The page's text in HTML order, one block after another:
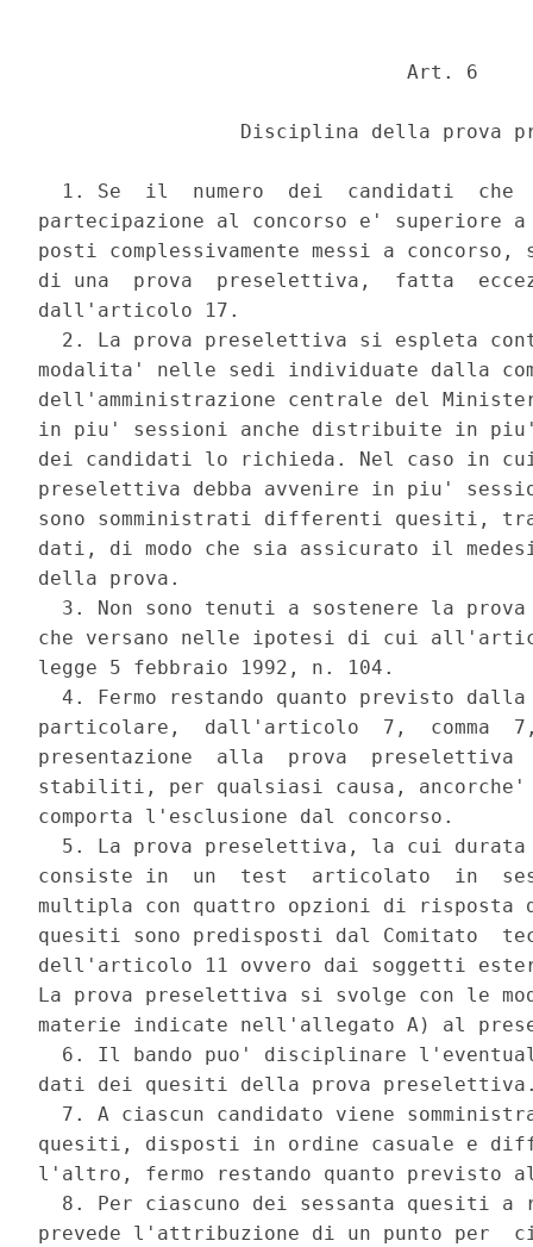
                               Art. 6
Disciplina della prova
1. Se  il  numero  dei  candidati  che
partecipazione al concorso e'
posti complessivamente messi a
di una  prova  preselettiva,  fatta
dall'articolo 17.
2. La prova preselettiva si espleta
modalita' nelle sedi individuate dalla
dell'amministrazione centrale del
in piu' sessioni anche distribuite in
dei candidati lo richieda. Nel caso in
preselettiva debba avvenire in piu'
sono somministrati differenti quesiti,
dati, di modo che sia assicurato il
della prova.
3. Non sono tenuti a sostenere la
che versano nelle ipotesi di cui
legge 5 febbraio 1992, n. 104.
4. Fermo restando quanto previsto
particolare,  dall'articolo  7,  comma
presentazione  alla  prova
stabiliti, per qualsiasi causa, ancorche'
comporta l'esclusione dal concorso.
5. La prova preselettiva, la cui
consiste in  un  test  articolato  in
multipla con quattro opzioni di
quesiti sono predisposti dal Comitato
dell'articolo 11 ovvero dai soggetti
La prova preselettiva si svolge con le
materie indicate nell'allegato A) al
6. Il bando puo' disciplinare
dati dei quesiti della prova
7. A ciascun candidato viene
quesiti, disposti in ordine casuale e
l'altro, fermo restando quanto previsto
8. Per ciascuno dei sessanta quesiti a
prevede l'attribuzione di un punto per